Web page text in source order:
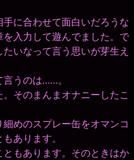
に合わせて面白いだろうな
入力して遊んでました。で
いなって言う思いが芽生え
うのは……。
そのまんまオナニーしたこ
めのスプレー缶をオマンコ
あります。
もあります。そのときはか